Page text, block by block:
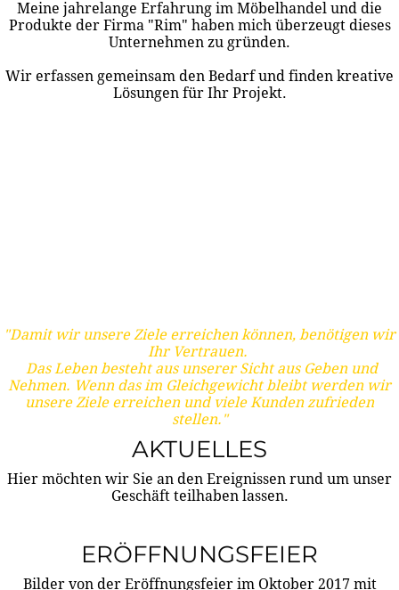
Meine jahrelange Erfahrung im Möbelhandel und die
Produkte der Firma "Rim" haben mich überzeugt dieses
Unternehmen zu gründen.
Wir erfassen gemeinsam den Bedarf und finden kreative
Lösungen für Ihr Projekt.
"Damit wir unsere Ziele erreichen können, benötigen wir
Ihr Vertrauen.
Das Leben besteht aus unserer Sicht aus Geben und
Nehmen. Wenn das im Gleichgewicht bleibt werden wir
unsere Ziele erreichen und viele Kunden zufrieden
stellen."
AKTUELLES
Hier möchten wir Sie an den Ereignissen rund um unser
Geschäft teilhaben lassen.
ERÖFFNUNGSFEIER
Bilder von der Eröffnungsfeier im Oktober 2017 mit